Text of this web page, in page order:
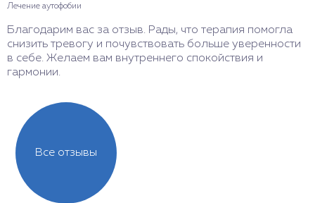
Лечение аутофобии
Благодарим вас за отзыв. Рады, что терапия помогла
снизить тревогу и почувствовать больше уверенности
в себе. Желаем вам внутреннего спокойствия и
гармонии.
Все отзывы